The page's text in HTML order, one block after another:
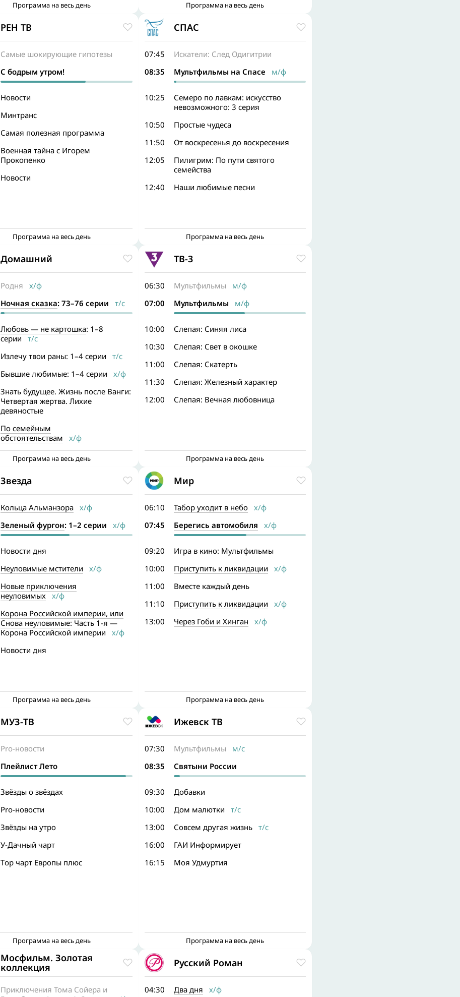
Программа на весь день Программа на весь день
РЕН ТВ
Самые шокирующие гипотезы
С бодрым утром!
Новости
Минтранс
Самая полезная программа
Военная тайна с Игорем
Прокопенко
Новости
Программа на весь день
СПАС
07:45
Искатели: След Одигитрии
08:35
Мультфильмы на Спасе м/ф
10:25
Семеро по лавкам: искусство
невозможного: 3 серия
10:50
Простые чудеса
11:50
От воскресенья до воскресения
12:05
Пилигрим: По пути святого
семейства
12:40
Наши любимые песни
Программа на весь день
Домашний
Родня х/ф
Ночная сказка: 73–76 серии т/с
Любовь — не картошка: 1–8
серии т/с
Излечу твои раны: 1–4 серии т/с
Бывшие любимые: 1–4 серии х/ф
Знать будущее. Жизнь после Ванги:
Четвертая жертва. Лихие
девяностые
По семейным
обстоятельствам х/ф
Программа на весь день
ТВ-3
06:30 Мультфильмы м/ф
07:00
Мультфильмы м/ф
10:00
Слепая: Синяя лиса
10:30
Слепая: Свет в окошке
11:00
Слепая: Скатерть
11:30
Слепая: Железный характер
12:00
Слепая: Вечная любовница
Программа на весь день
Звезда
Кольца Альманзорах/ф
Зеленый фургон: 1–2 серии х/ф
Новости дня
Неуловимые мстители х/ф
Новые приключения
неуловимыхх/ф
Корона Российской империи, или
Снова неуловимые: Часть 1-я —
Корона Российской империи х/ф
Новости дня
Программа на весь день
Мир
06:10 Табор уходит в небох/ф
07:45
Берегись автомобиля х/ф
09:20
Игра в кино: Мультфильмы
10:00
Приступить к ликвидации х/ф
11:00
Вместе каждый день
11:10
Приступить к ликвидации х/ф
13:00
Через Гоби и Хинган х/ф
Программа на весь день
МУЗ-ТВ
Pro-новости
Плейлист Лето
Звёзды о звёздах
Pro-новости
Звёзды на утро
У-Дачный чарт
Тop чарт Европы плюс
Программа на весь день
Ижевск ТВ
07:30 Мультфильмы м/с
08:35
Святыни России
09:30
Добавки
10:00
Дом малютки т/с
13:00
Совсем другая жизньт/с
16:00
ГАИ Информирует
16:15
Моя Удмуртия
Программа на весь день
Мосфильм. Золотая
коллекция
Приключения Тома Сойера и
Русский Роман
04:30 Два дня х/ф